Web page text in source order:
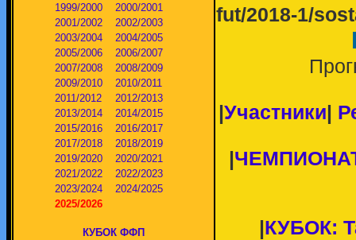
1999/2000
2000/2001
2001/2002
2002/2003
2003/2004
2004/2005
2005/2006
2006/2007
2007/2008
2008/2009
2009/2010
2010/2011
2011/2012
2012/2013
2013/2014
2014/2015
2015/2016
2016/2017
2017/2018
2018/2019
2019/2020
2020/2021
2021/2022
2022/2023
2023/2024
2024/2025
2025/2026
КУБОК ФФП
fut/2018-1/
|Участники|
|ЧЕМПИОНАТ:
|КУБОК: